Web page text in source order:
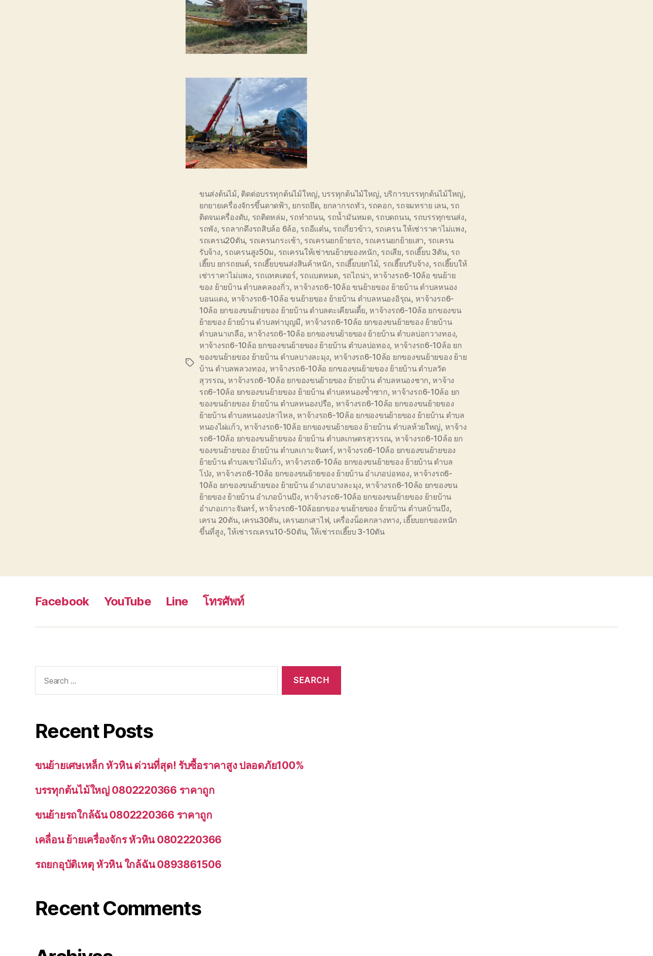
Tags
ขนส่งต้นไม้, ติดต่อบรรทุกต้นไม้ใหญ่,บรรทุกต้นไม้ใหญ่, บริการบรรทุกต้นไม้ใหญ่,
ยกยายเครื่องจักรขึ้นดาดฟ้า, ยกรถยึด, ยกลากรถทัว, รถคอก, รถจมทราย เลน, รถ
ติดจนเครื่องดับ, รถติดหล่ม, รถทำถนน, รถน้ำมันหมด, รถบดถนน, รถบรรทุกขนส่ง,
รถพัง, รถลากดึงรถสิบล้อ 6ล้อ, รถอีแต๋น, รถเกี่ยวข้าว, รถเครน ให้เช่าราคาไม่แพง,
รถเครน20ตัน, รถเครนกระเช้า, รถเครนยกย้ายรถ, รถเครนยกย้ายเสา, รถเครน
รับจ้าง, รถเครนสูง50ม, รถเครนให้เช่าขนย้ายของหนัก, รถเสีย, รถเฮี๊ยบ 3ตัน, รถ
เฮี๊ยบ ยกรถยนต์, รถเฮี๊ยบขนส่งสินค้าหนัก, รถเฮี๊ยบยกไม้, รถเฮี๊ยบรับจ้าง, รถเฮี๊ยบให้
เช่าราคาไม่แพง, รถแทคเตอร์, รถแบตหมด, รถไถน่า, หาจ้างรถ6-10ล้อ ขนย้าย
ของ ย้ายบ้าน ตำบลคลองกิ่ว, หาจ้างรถ6-10ล้อ ขนย้ายของ ย้ายบ้าน ตำบลหนอง
บอนแดง, หาจ้างรถ6-10ล้อ ขนย้ายของ ย้ายบ้าน ตำบลหนองอิรุณ, หาจ้างรถ6-
10ล้อ ยกของขนย้ายของ ย้ายบ้าน ตำบลตะเคียนเตี้ย, หาจ้างรถ6-10ล้อ ยกของขน
ย้ายของ ย้ายบ้าน ตำบลท่าบุญมี, หาจ้างรถ6-10ล้อ ยกของขนย้ายของ ย้ายบ้าน
ตำบลนาเกลือ, หาจ้างรถ6-10ล้อ ยกของขนย้ายของ ย้ายบ้าน ตำบลบ่อกวางทอง,
หาจ้างรถ6-10ล้อ ยกของขนย้ายของ ย้ายบ้าน ตำบลบ่อทอง, หาจ้างรถ6-10ล้อ ยก
ของขนย้ายของ ย้ายบ้าน ตำบลบางละมุง, หาจ้างรถ6-10ล้อ ยกของขนย้ายของ ย้าย
บ้าน ตำบลพลวงทอง, หาจ้างรถ6-10ล้อ ยกของขนย้ายของ ย้ายบ้าน ตำบลวัด
สุวรรณ, หาจ้างรถ6-10ล้อ ยกของขนย้ายของ ย้ายบ้าน ตำบลหนองชาก, หาจ้าง
รถ6-10ล้อ ยกของขนย้ายของ ย้ายบ้าน ตำบลหนองซ้ำซาก, หาจ้างรถ6-10ล้อ ยก
ของขนย้ายของ ย้ายบ้าน ตำบลหนองปรือ, หาจ้างรถ6-10ล้อ ยกของขนย้ายของ
ย้ายบ้าน ตำบลหนองปลาไหล, หาจ้างรถ6-10ล้อ ยกของขนย้ายของ ย้ายบ้าน ตำบล
หนองไผ่แก้ว, หาจ้างรถ6-10ล้อ ยกของขนย้ายของ ย้ายบ้าน ตำบลห้วยใหญ่, หาจ้าง
รถ6-10ล้อ ยกของขนย้ายของ ย้ายบ้าน ตำบลเกษตรสุวรรณ, หาจ้างรถ6-10ล้อ ยก
ของขนย้ายของ ย้ายบ้าน ตำบลเกาะจันทร์, หาจ้างรถ6-10ล้อ ยกของขนย้ายของ
ย้ายบ้าน ตำบลเขาไม้แก้ว, หาจ้างรถ6-10ล้อ ยกของขนย้ายของ ย้ายบ้าน ตำบล
โป่ง, หาจ้างรถ6-10ล้อ ยกของขนย้ายของ ย้ายบ้าน อำเภอบ่อทอง, หาจ้างรถ6-
10ล้อ ยกของขนย้ายของ ย้ายบ้าน อำเภอบางละมุง, หาจ้างรถ6-10ล้อ ยกของขน
ย้ายของ ย้ายบ้าน อำเภอบ้านบึง, หาจ้างรถ6-10ล้อ ยกของขนย้ายของ ย้ายบ้าน
อำเภอเกาะจันทร์, หาจ้างรถ6-10ล้อยกของ ขนย้ายของ ย้ายบ้าน ตำบลบ้านบึง,
เครน 20ตัน, เครน30ตัน, เครนยกเสาไฟ, เครื่องน็อคกลางทาง, เฮี๊ยบยกของหนัก
ขึ้นที่สูง,ให้เช่ารถเครน10-50ตัน, ให้เช่ารถเฮี๊ยบ 3-10ตัน
Facebook YouTube Line โทรศัพท์
for:
Recent Posts
ขนย้ายเศษเหล็ก หัวหิน ด่วนที่สุด! รับซื้อราคาสูง ปลอดภัย100%
บรรทุกต้นไม้ใหญ่ 0802220366 ราคาถูก
ขนย้ายรถใกล้ฉัน 0802220366 ราคาถูก
เคลื่อน ย้ายเครื่องจักร หัวหิน 0802220366
รถยกอุบัติเหตุ หัวหิน ใกล้ฉัน 0893861506
Recent Comments